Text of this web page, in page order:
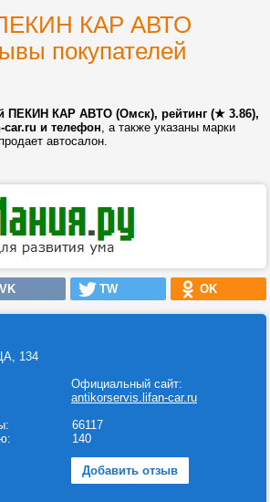
КАР АВТО
покупателей
ПЕКИН КАР АВТО (Омск), рейтинг (★ 3.86),
car.ru и телефон, а также указаны марки
автосалон.
TW OK
134
Официальный сайт:
antikorservis.lifan-car.ru
66117
140
Добавить отзыв